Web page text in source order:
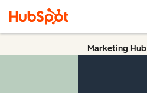
Marketing Hub